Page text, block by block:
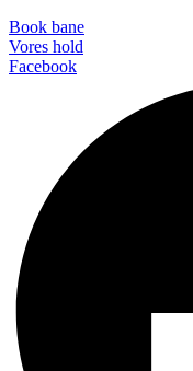
Book bane
Vores hold
Facebook